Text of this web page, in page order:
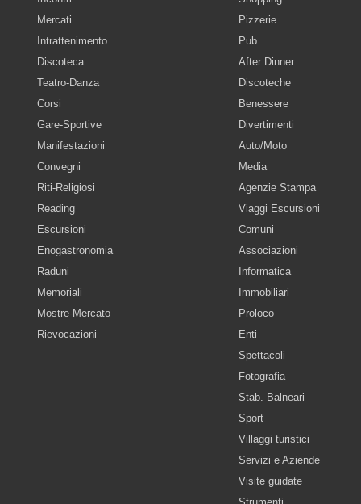
Mercati
Intrattenimento
Discoteca
Teatro-Danza
Corsi
Gare-Sportive
Manifestazioni
Convegni
Riti-Religiosi
Reading
Escursioni
Enogastronomia
Raduni
Memoriali
Mostre-Mercato
Rievocazioni
Pizzerie
Pub
After Dinner
Discoteche
Benessere
Divertimenti
Auto/Moto
Media
Agenzie Stampa
Viaggi Escursioni
Comuni
Associazioni
Informatica
Immobiliari
Proloco
Enti
Spettacoli
Fotografia
Stab. Balneari
Sport
Villaggi turistici
Servizi e Aziende
Visite guidate